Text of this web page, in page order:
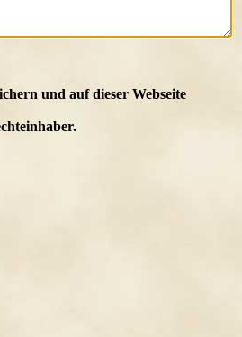
und auf dieser Webseite